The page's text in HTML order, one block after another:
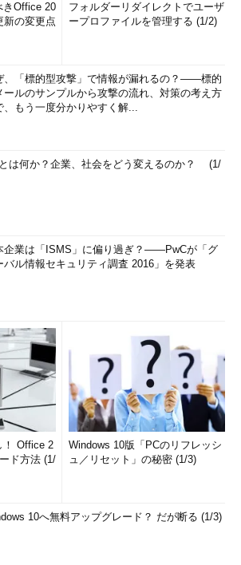
きOffice 20
新の変更点
フォルダーリダイレクトでユーザ
ープロファイルを管理する (1/2)
、「標的型攻撃」で情報が漏れるの？――標的
ールのサンプルから攻撃の流れ、対策の考え方
、もう一度分かりやすく解...
は何か？企業、社会をどう変えるのか？ (1/
企業は「ISMS」に偏り過ぎ？――PwCが「グ
バル情報セキュリティ調査 2016」を発表
！ Office 2
ド方法 (1/
Windows 10版「PCのリフレッシ
ュ／リセット」の秘密 (1/3)
10へ無料アップグレード？ だが断る (1/3)